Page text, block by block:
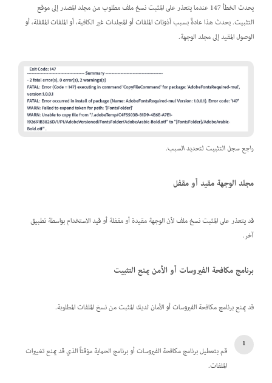
يحدث الخطأ 147 عندما يتعذر على المثبت نسخ ملف مطلوب من مجلد المصدر إلى موقع
التثبيت. يحدث هذا عادةً بسبب أذونات الملفات أو المجلدات غير الكافية، أو الملفات المقفلة، أو
الوصول المقيد إلى مجلد الوجهة.
راجع سجل التثبيت لتحديد السبب.
مجلد الوجهة مقيد أو مقفل
قد يتعذر على المثبت نسخ ملف لأن الوجهة مقيدة أو مقفلة أو قيد الاستخدام بواسطة تطبيق
آخر.
برنامج مكافحة الفيروسات أو الأمن يمنع التثبيت
قد يمنع برنامج مكافحة الفيروسات أو الأمان لديك المثبت من نسخ الملفات المطلوبة.
قم بتعطيل برنامج مكافحة الفيروسات أو برنامج الحماية مؤقتاً الذي قد يمنع تغييرات
الملفات.